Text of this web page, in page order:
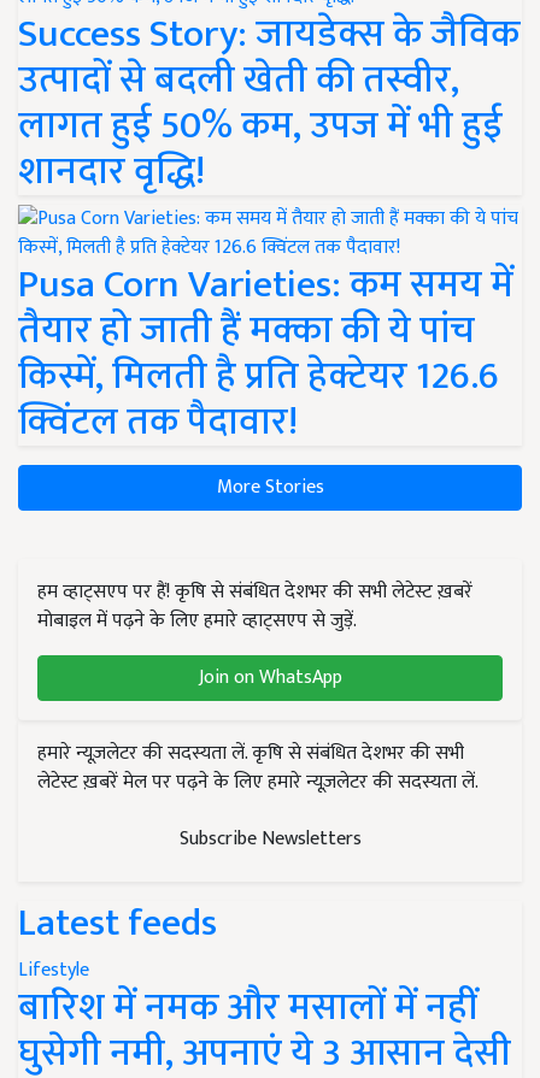
Success Story: जायडेक्स के जैविक
उत्पादों से बदली खेती की तस्वीर,
लागत हुई 50% कम, उपज में भी हुई
शानदार वृद्धि!
Pusa Corn Varieties: कम समय में
तैयार हो जाती हैं मक्का की ये पांच
किस्में, मिलती है प्रति हेक्टेयर 126.6
क्विंटल तक पैदावार!
More Stories
हम व्हाट्सएप पर हैं! कृषि से संबंधित देशभर की सभी लेटेस्ट ख़बरें
मोबाइल में पढ़ने के लिए हमारे व्हाट्सएप से जुड़ें.
Join on WhatsApp
हमारे न्यूज़लेटर की सदस्यता लें. कृषि से संबंधित देशभर की सभी
लेटेस्ट ख़बरें मेल पर पढ़ने के लिए हमारे न्यूज़लेटर की सदस्यता लें.
Subscribe Newsletters
Latest feeds
Lifestyle
बारिश में नमक और मसालों में नहीं
घुसेगी नमी, अपनाएं ये 3 आसान देसी